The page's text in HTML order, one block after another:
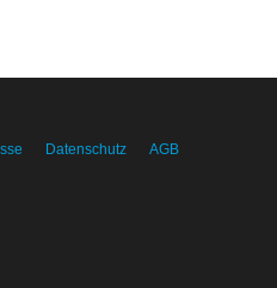
Datenschutz AGB